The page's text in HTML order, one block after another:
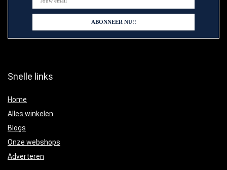
Snelle links
Home
Alles winkelen
Blogs
Onze webshops
Adverteren